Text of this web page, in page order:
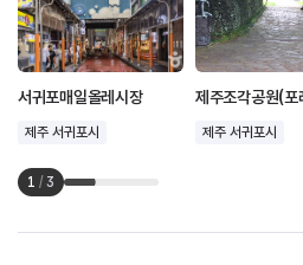
서귀포매일올레시장
제주 서귀포시 제주 서귀포시
1 / 3